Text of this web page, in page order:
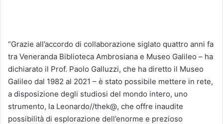
“Grazie all’accordo di collaborazione siglato quattro anni fa
tra Veneranda Biblioteca Ambrosiana e Museo Galileo – ha
dichiarato il Prof. Paolo Galluzzi, che ha diretto il Museo
Galileo dal 1982 al 2021 – è stato possibile mettere in rete,
a disposizione degli studiosi del mondo intero, uno
strumento, la Leonardo//thek@, che offre inaudite
possibilità di esplorazione dell’enorme e prezioso